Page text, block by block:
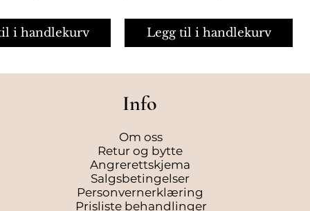
i handlekurv Legg til i handlekurv
Info
Om oss
Retur og bytte
Angrerettskjema
Salgsbetingelser
Personvernerklæring
Prisliste behandlinger